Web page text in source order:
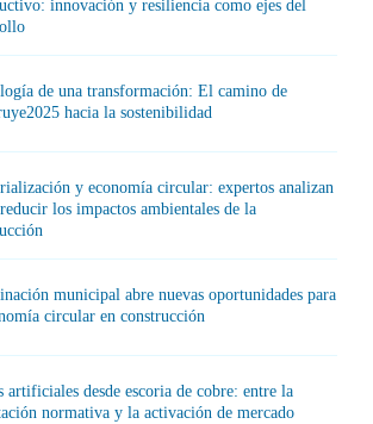
innovación y resiliencia como ejes del
de una transformación: El camino de
hacia la sostenibilidad
y economía circular: expertos analizan
los impactos ambientales de la
municipal abre nuevas oportunidades para
circular en construcción
artificiales desde escoria de cobre: entre la
normativa y la activación de mercado